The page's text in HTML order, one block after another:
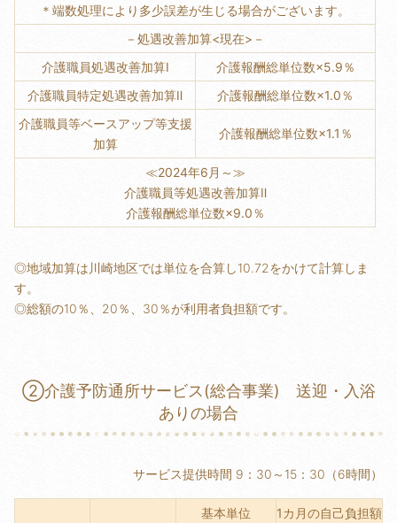
＊端数処理により多少誤差が生じる場合がございます。
－処遇改善加算<現在>－
介護職員処遇改善加算Ⅰ
介護報酬総単位数×5.9％
介護職員特定処遇改善加算Ⅱ
介護報酬総単位数×1.0％
介護職員等ベースアップ等支援
加算
介護報酬総単位数×1.1％
≪2024年6月～≫
介護職員等処遇改善加算Ⅱ
介護報酬総単位数×9.0％
◎地域加算は川崎地区では単位を合算し10.72をかけて計算しま
す。
◎総額の10％、20％、30％が利用者負担額です。
②介護予防通所サービス(総合事業) 送迎・入浴
ありの場合
サービス提供時間 9：30～15：30（6時間）
基本単位
1カ月の自己負担額